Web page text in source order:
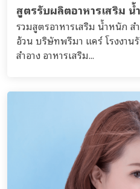
สูตรรับผลิตอาหารเสริม
รวมสูตรอาหารเสริม น้ำหนัก
อ้วน บริษัทพรีมา แคร์ โรงงาน
สำอาง อาหารเสริม...